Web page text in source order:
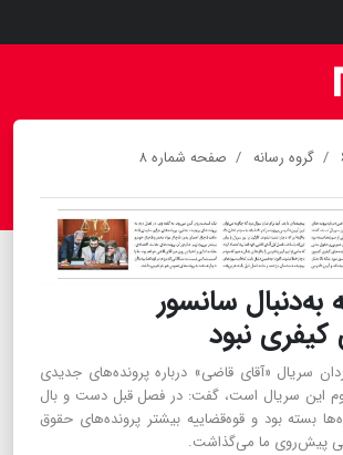
گروه رسانه صفحه شماره ۸
به‌دنبال سانسور
نبود
سریال «آقای قاضی» درباره پرونده‌های جدیدی
این سریال است، گفت: در فصل قبل دست و بال
بسته بود و قوه‌قضاییه بیشتر پرونده‌های حقوق
پیش‌روی ما می‌گذاشت.